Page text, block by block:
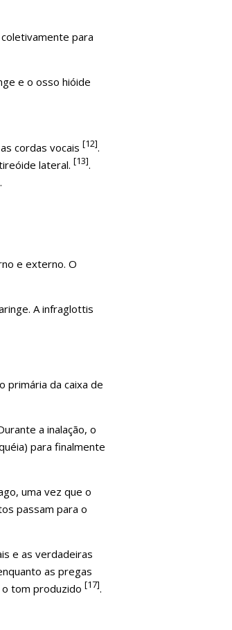
para
e o osso hióide
cordas vocais [12].
lateral. [13].
.
e externo. O
A infraglottis
primária da caixa de
a inalação, o
para finalmente
uma vez que o
passam para o
e as verdadeiras
as pregas
o tom produzido [17].